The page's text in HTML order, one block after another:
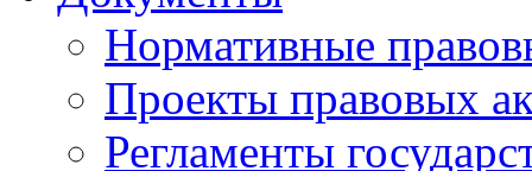
Нормативные
Проекты правовых
Регламенты